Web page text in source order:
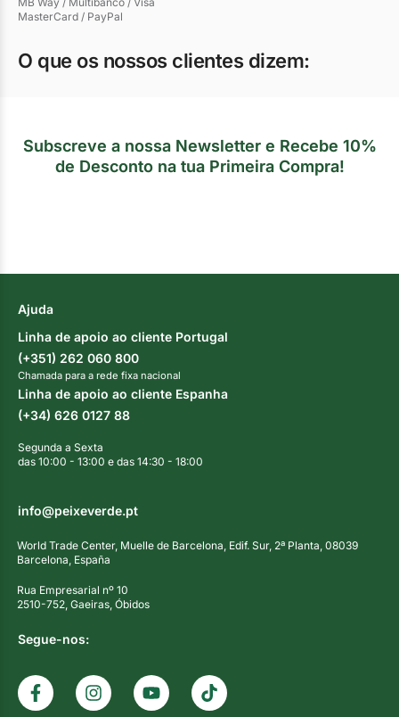
MasterCard / PayPal
O que os nossos clientes dizem:
Subscreve a nossa Newsletter e Recebe 10%
de Desconto na tua Primeira Compra!
Ajuda
Linha de apoio ao cliente Portugal
(+351) 262 060 800
Chamada para a rede fixa nacional
Linha de apoio ao cliente Espanha
(+34) 626 0127 88
Segunda a Sexta
das 10:00 - 13:00 e das 14:30 - 18:00
info@peixeverde.pt
World Trade Center, Muelle de Barcelona, Edif. Sur, 2ª Planta, 08039
Barcelona, España
Rua Empresarial nº 10
2510-752, Gaeiras, Óbidos
Segue-nos: